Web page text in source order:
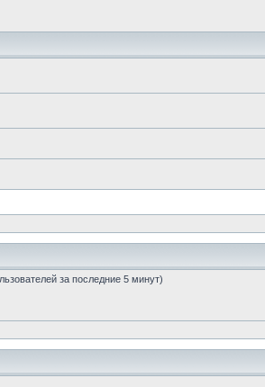
за последние 5 минут)